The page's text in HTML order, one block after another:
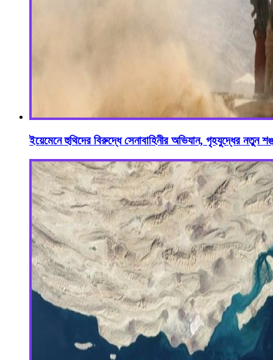
ইয়েমেনে হুথিদের বিরুদ্ধে সেনাবাহিনীর অভিযান, গৃহযুদ্ধের নতুন